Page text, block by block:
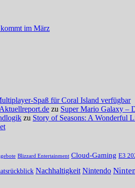
im März
Spaß für Coral Island verfügbar
zu Super Mario Galaxy –
zu Story of Seasons: A Wonderful
Blizzard Entertainment Cloud-Gaming E3
Nachhaltigkeit Nintendo